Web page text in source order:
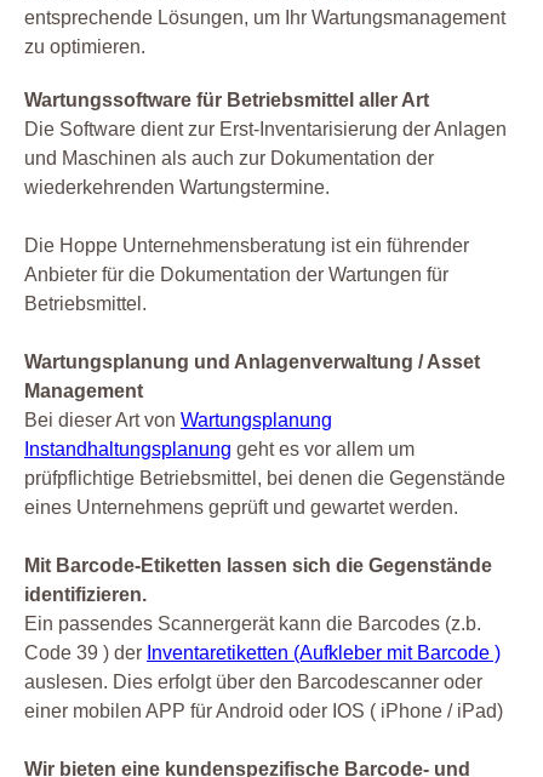
entsprechende Lösungen, um Ihr Wartungsmanagement
zu optimieren.
Wartungssoftware für Betriebsmittel aller Art
Die Software dient zur Erst-Inventarisierung der Anlagen
und Maschinen als auch zur Dokumentation der
wiederkehrenden Wartungstermine.
Die Hoppe Unternehmensberatung ist ein führender
Anbieter für die Dokumentation der Wartungen für
Betriebsmittel.
Wartungsplanung und Anlagenverwaltung / Asset
Management
Bei dieser Art von Wartungsplanung
Instandhaltungsplanung geht es vor allem um
prüfpflichtige Betriebsmittel, bei denen die Gegenstände
eines Unternehmens geprüft und gewartet werden.
Mit Barcode-Etiketten lassen sich die Gegenstände
identifizieren.
Ein passendes Scannergerät kann die Barcodes (z.b.
Code 39 ) der Inventaretiketten (Aufkleber mit Barcode )
auslesen. Dies erfolgt über den Barcodescanner oder
einer mobilen APP für Android oder IOS ( iPhone / iPad)
Wir bieten eine kundenspezifische Barcode- und